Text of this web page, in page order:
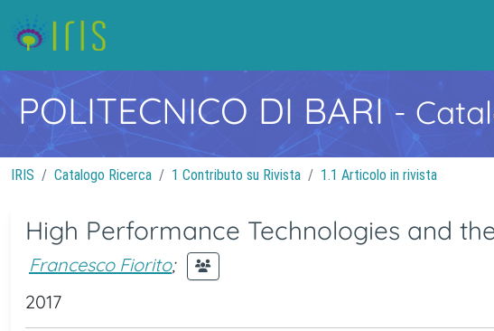
POLITECNICO DI BARI-
IRIS Catalogo Ricerca 1 Contributo su Rivista 1.1 Articolo in rivista
High Performance Technologies and
Francesco Fiorito;
2017